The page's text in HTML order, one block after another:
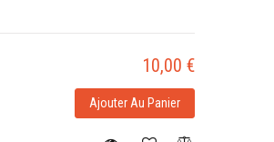
10,00 €
Ajouter Au Panier